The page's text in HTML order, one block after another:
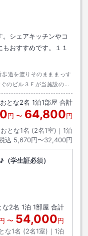
。シェアキッチンやコ
おすすめです。１１
道を渡りそのまままっす
のビル３Ｆが当施設のフ
おとな2名 1泊1部屋 合計
円 〜 64,800円
おとな1名 (2名1室)｜ 1泊
込 5,670円〜32,400円
学生証必須）
な2名 1泊 1部屋 合計
〜 54,000円
な1名 (2名1室)｜ 1泊